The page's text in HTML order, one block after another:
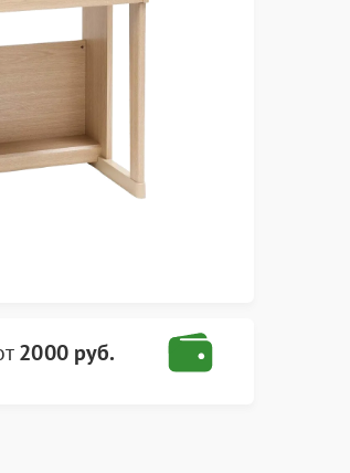
2000 руб.